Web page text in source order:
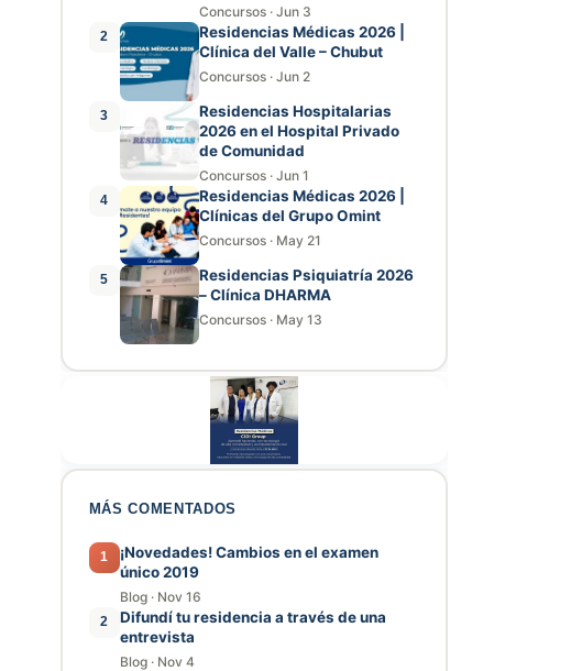
Concursos · Jun 3
2
Residencias Médicas 2026 |
Clínica del Valle – Chubut
Concursos · Jun 2
3
Residencias Hospitalarias
2026 en el Hospital Privado
de Comunidad
Concursos · Jun 1
4
Residencias Médicas 2026 |
Clínicas del Grupo Omint
Concursos · May 21
5
Residencias Psiquiatría 2026
– Clínica DHARMA
Concursos · May 13
MÁS COMENTADOS
1
¡Novedades! Cambios en el examen
único 2019
Blog · Nov 16
2
Difundí tu residencia a través de una
entrevista
Blog · Nov 4